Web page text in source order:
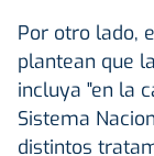
Por otro lado,
plantean que
incluya "en la
Sistema
distintos